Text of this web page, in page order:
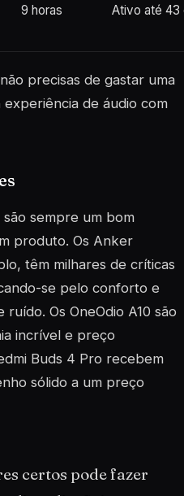
9 horas Ativo até 43
precisas de gastar uma
de áudio com
sempre um bom
produto. Os Anker
têm milhares de críticas
se pelo conforto e
Os OneOdio A10 são
incrível e preço
Buds 4 Pro recebem
sólido a um preço
certos pode fazer